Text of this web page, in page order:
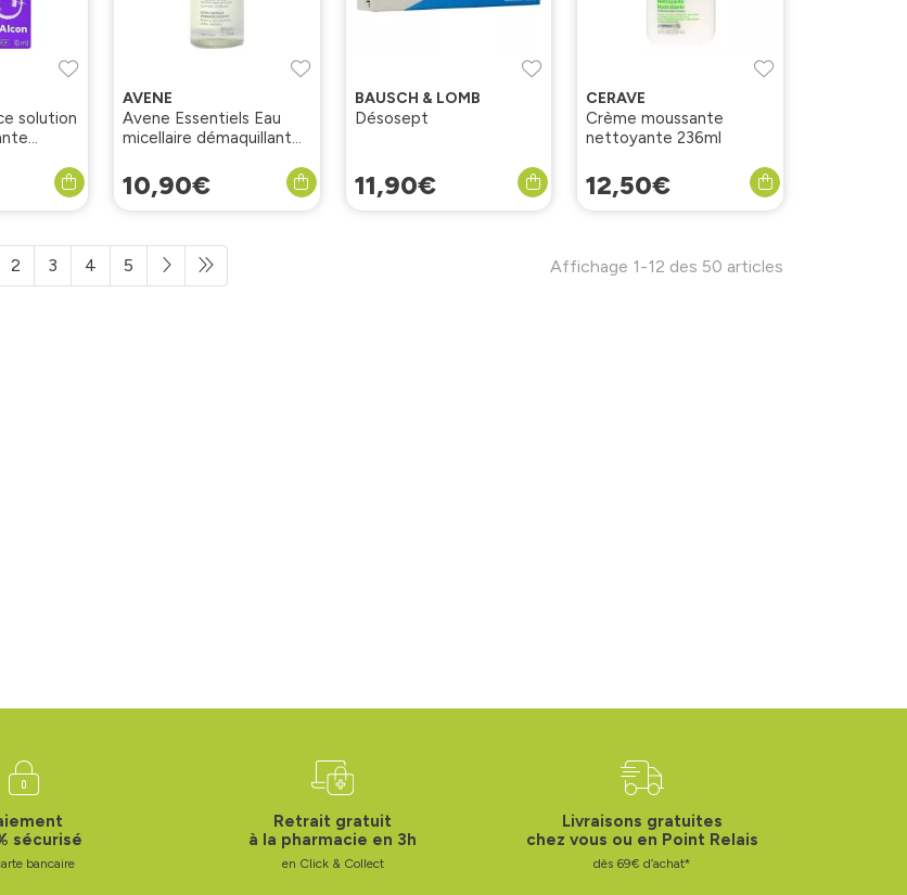
solution
AVENE
Avene Essentiels Eau
micellaire démaquillante
10,90€
BAUSCH & LOMB
Désosept
11,90€
CERAVE
Crème moussante
nettoyante 236ml
12,50€
Affichage 1-12 des 50 articles
2 3 4 5
sécurisé
bancaire
Retrait gratuit
à la pharmacie en 3h
en Click & Collect
Livraisons gratuites
chez vous ou en Point Relais
dès 69€ d’achat*